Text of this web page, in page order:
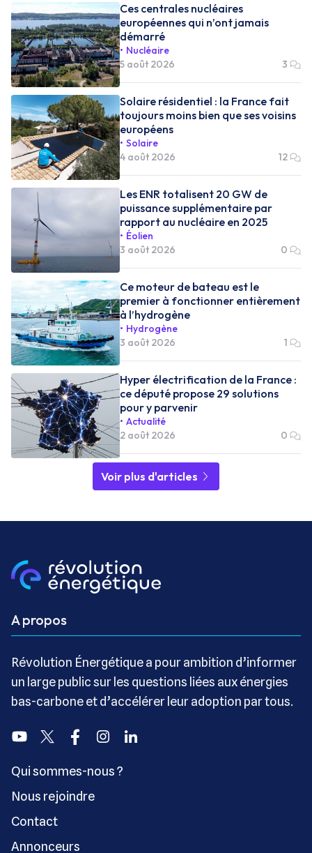
Ces centrales nucléaires
européennes qui n’ont jamais
démarré
Nucléaire
5 août 2026
3
Solaire résidentiel : la France fait
toujours moins bien que ses voisins
européens
Solaire
4 août 2026
12
Les ENR totalisent 20 GW de
puissance supplémentaire par
rapport au nucléaire en 2025
Éolien
3 août 2026
0
Ce moteur de bateau est le
premier à fonctionner entièrement
à l’hydrogène
Hydrogène
3 août 2026
1
Hyper électrification de la France :
ce député propose 29 solutions
pour y parvenir
Actualité
2 août 2026
0
Voir plus d'articles
A propos
Révolution Énergétique a pour ambition d’informer
un large public sur les questions liées aux énergies
bas-carbone et d’accélérer leur adoption par tous.
YoutubeTwitter FacebookInstagramLinkedin
Qui sommes-nous ?
Nous rejoindre
Contact
Annonceurs